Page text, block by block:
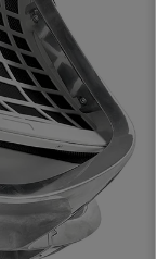
verstelbaar zijn
zijn met zachte
gemakkelijk om in
en kwaliteit. Het is
stoelen in zijn
veeleisende
stabiliteit,